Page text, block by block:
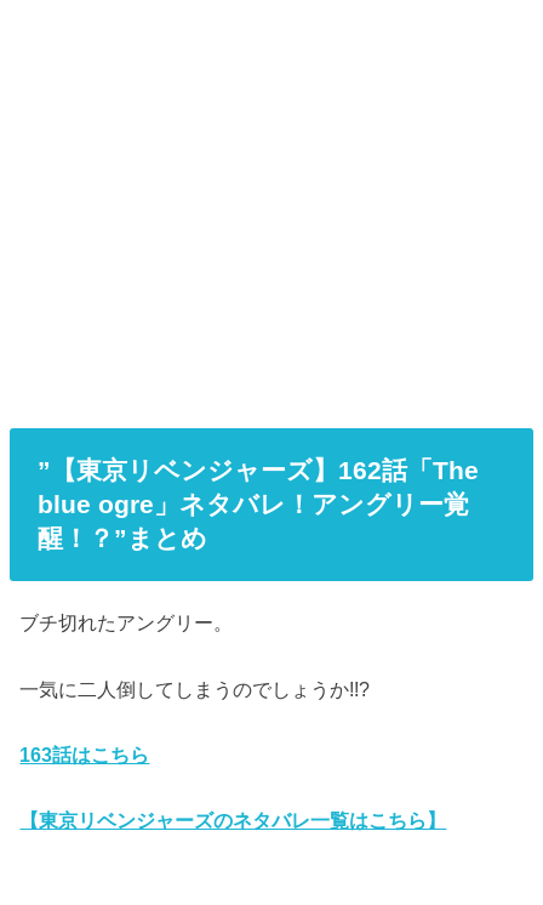
”【東京リベンジャーズ】162話「The
blue ogre」ネタバレ！アングリー覚
醒！？”まとめ
ブチ切れたアングリー。
一気に二人倒してしまうのでしょうか!!?
163話はこちら
【東京リベンジャーズのネタバレ一覧はこちら】